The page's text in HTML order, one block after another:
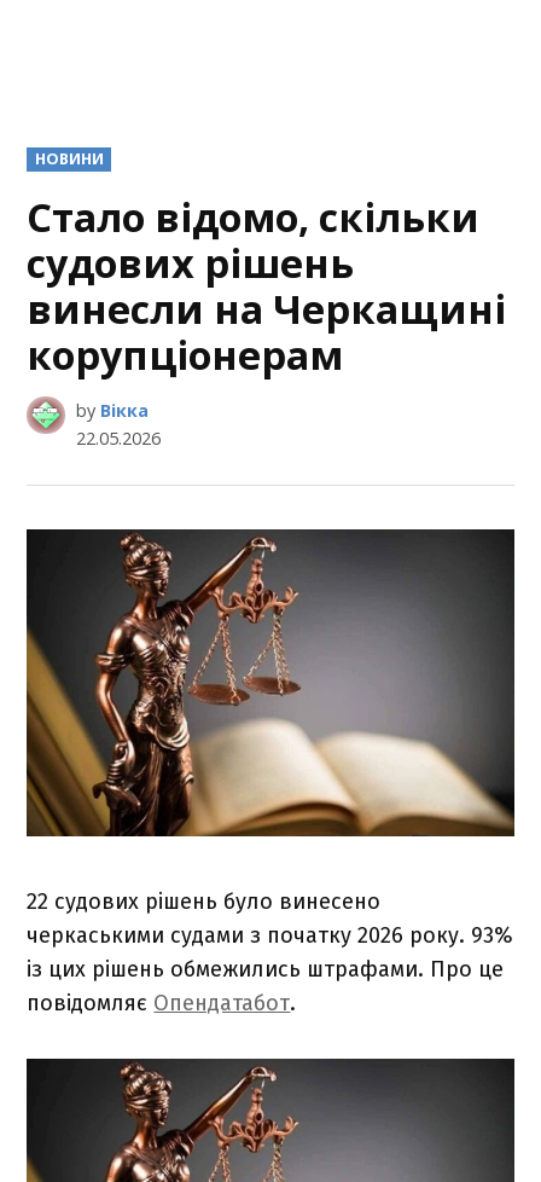
POSTED
IN
НОВИНИ
Стало відомо, скільки
судових рішень
винесли на Черкащині
корупціонерам
by Вікка
22.05.2026
22 судових рішень було винесено
черкаськими судами з початку 2026 року. 93%
із цих рішень обмежились штрафами. Про це
повідомляє Опендатабот.